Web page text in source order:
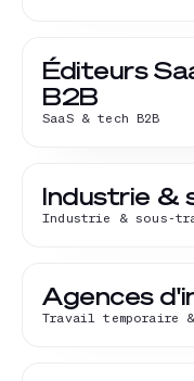
Éditeurs
B2B
SaaS & tech B2B
Industrie &
Industrie & sous-
Agences
Travail temporaire